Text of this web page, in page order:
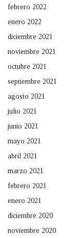
febrero 2022
enero 2022
diciembre 2021
noviembre 2021
octubre 2021
septiembre 2021
agosto 2021
julio 2021
junio 2021
mayo 2021
abril 2021
marzo 2021
febrero 2021
enero 2021
diciembre 2020
noviembre 2020